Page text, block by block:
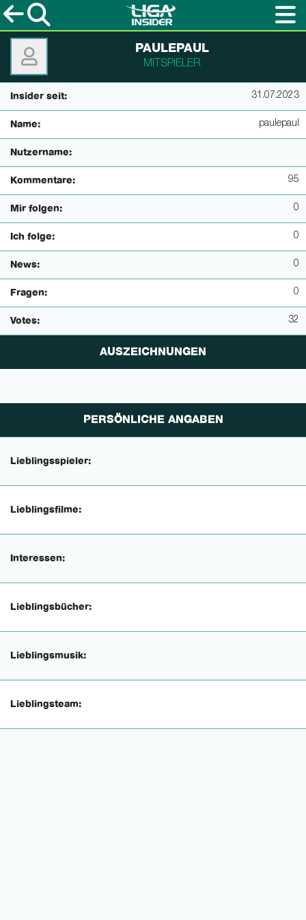
PAULEPAUL
MITSPIELER
Insider seit: 31.07.2023
Name: paulepaul
Nutzername:
Kommentare: 95
Mir folgen: 0
Ich folge: 0
News: 0
Fragen: 0
Votes: 32
AUSZEICHNUNGEN
PERSÖNLICHE ANGABEN
Lieblingsspieler:
Lieblingsfilme:
Interessen:
Lieblingsbücher:
Lieblingsmusik:
Lieblingsteam: